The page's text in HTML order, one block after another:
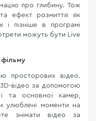
про глибину. Тож
ефект розмиття як
і пізніше в програмі
можуть бути Live
просторових відео.
відео за допомогою
та основної камер,
улюблені моменти на
знімати відео за